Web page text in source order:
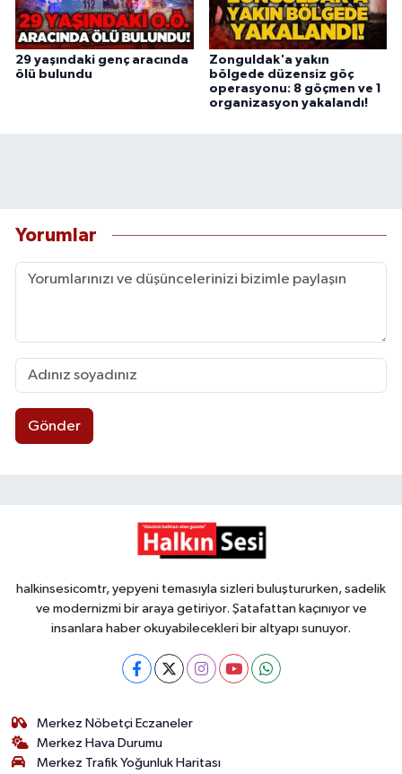
29 yaşındaki genç aracında
ölü bulundu
Zonguldak'a yakın
bölgede düzensiz göç
operasyonu: 8 göçmen ve 1
organizasyon yakalandı!
Yorumlar
Gönder
halkinsesicomtr, yepyeni temasıyla sizleri buluştururken, sadelik
ve modernizmi bir araya getiriyor. Şatafattan kaçınıyor ve
insanlara haber okuyabilecekleri bir altyapı sunuyor.
Merkez Nöbetçi Eczaneler
Merkez Hava Durumu
Merkez Trafik Yoğunluk Haritası